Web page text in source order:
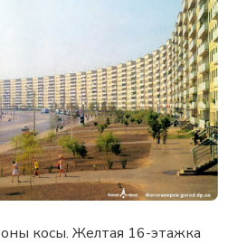
косы. Желтая 16-этажка